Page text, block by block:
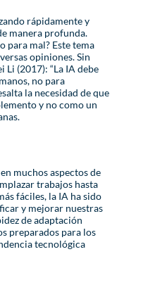
rápidamente y
manera profunda.
para mal? Este tema
opiniones. Sin
Li (2017): “La IA debe
no para
la necesidad de que
y no como un
muchos aspectos de
trabajos hasta
fáciles, la IA ha sido
y mejorar nuestras
de adaptación
preparados para los
tecnológica